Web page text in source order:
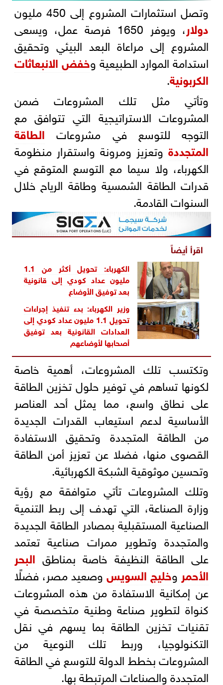
وتصل استثمارات المشروع إلى 450 مليون
دولار
، ويوفر 1650 فرصة عمل، ويسعى
المشروع إلى مراعاة البعد البيئي وتحقيق
استدامة الموارد الطبيعية وخفض الانبعاثات
الكربونية.
وتأتي مثل تلك المشروعات ضمن
المشروعات الاستراتيجية التي تتوافق مع
التوجه للتوسع في مشروعات الطاقة
المتجددةوتعزيز ومرونة واستقرار منظومة
الكهرباء، ولا سيما مع التوسع المتوقع في
قدرات الطاقة الشمسية وطاقة الرياح خلال
السنوات القادمة.
اقرأ أيضاً
الكهرباء: تحويل أكثر من 1.1
مليون عداد كودي إلى قانونية
بعد توفيق الأوضاع
وزير الكهرباء: بدء تنفيذ إجراءات
تحويل 1.1 مليون عداد كودي إلى
العدادات القانونية بعد توفيق
أصحابها لأوضاعهم
وتكتسب تلك المشروعات، أهمية خاصة
لكونها تساهم في توفير حلول تخزين الطاقة
على نطاق واسع، مما يمثل أحد العناصر
الأساسية لدعم استيعاب القدرات الجديدة
من الطاقة المتجددة وتحقيق الاستفادة
القصوى منها، فضلا عن تعزيز أمن الطاقة
وتحسين موثوقية الشبكة الكهربائية.
وتلك المشروعات تأتي متوافقة مع رؤية
وزارة الصناعة، التي تهدف إلى ربط التنمية
الصناعية المستقبلية بمصادر الطاقة الجديدة
والمتجددة وتطوير ممرات صناعية تعتمد
على الطاقة النظيفة خاصة بمناطق البحر
الأحمر وخليج السويسوصعيد مصر، فضلًا
عن إمكانية الاستفادة من هذه المشروعات
كنواة لتطوير صناعة وطنية متخصصة في
تقنيات تخزين الطاقة بما يسهم في نقل
التكنولوجيا، وربط تلك النوعية من
المشروعات بخطط الدولة للتوسع في الطاقة
المتجددة والصناعات المرتبطة بها.